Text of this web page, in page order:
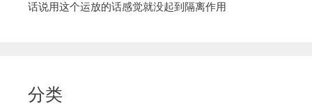
话说用这个运放的话感觉就没起到隔离作用
分类